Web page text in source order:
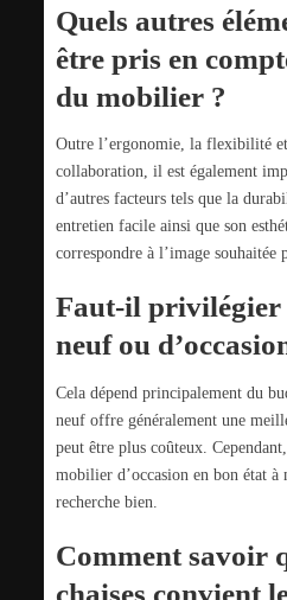
Quels autres
être pris en
du mobilier ?
Outre l’ergonomie, la flexibilité
collaboration, il est également
d’autres facteurs tels que la
entretien facile ainsi que son
correspondre à l’image souhaitée
Faut-il privilégier
neuf ou
Cela dépend principalement du
neuf offre généralement une
peut être plus coûteux.
mobilier d’occasion en bon état à
recherche bien.
Comment savoir
chaises convient